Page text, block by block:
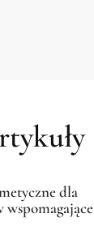
dla